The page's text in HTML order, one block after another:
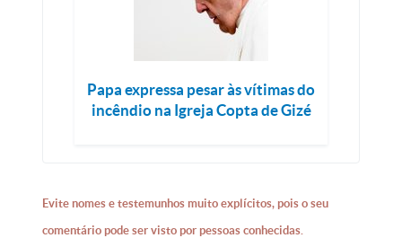
Papa expressa pesar às vítimas do
incêndio na Igreja Copta de Gizé
Evite nomes e testemunhos muito explícitos, pois o seu
comentário pode ser visto por pessoas conhecidas.